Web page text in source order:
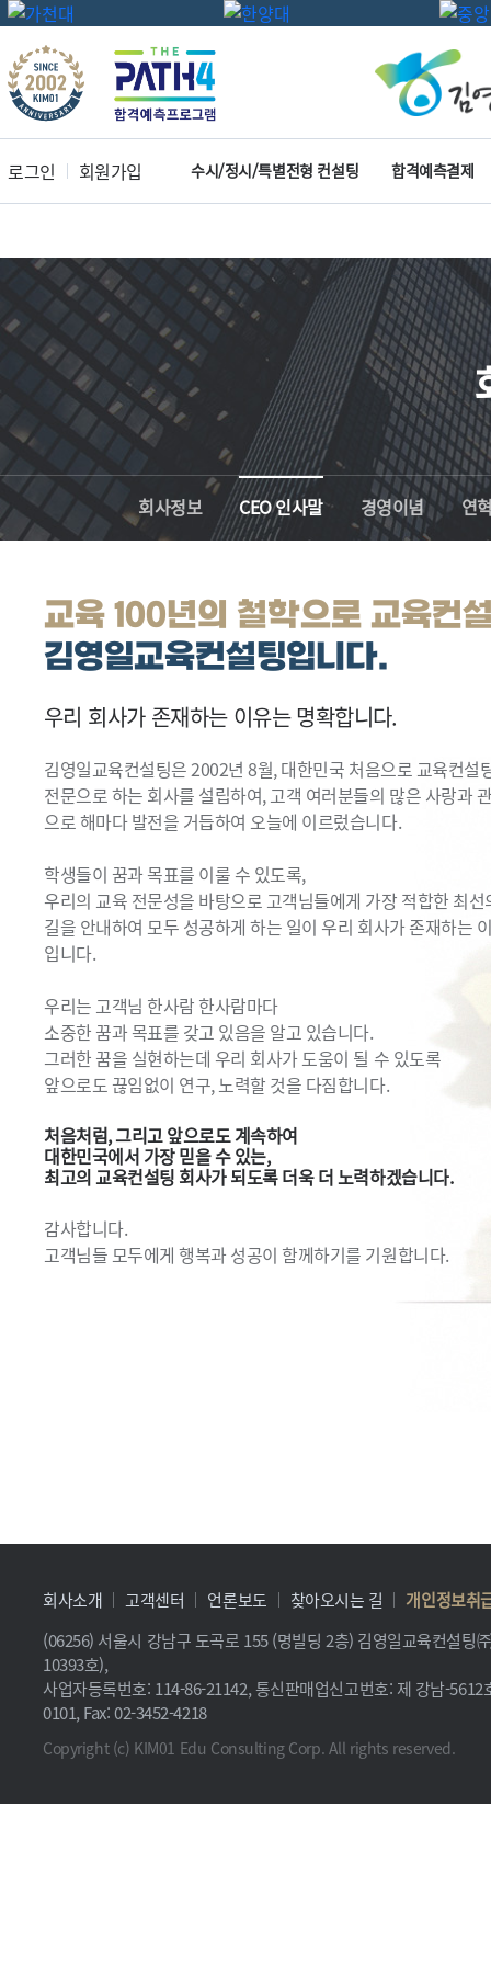
로그인 회원가입 수시/정시/특별전형 컨설팅 합격예측결제
회사정보 CEO 인사말 경영이념 연
교육 100년의 철학으로 교육컨
김영일교육컨설팅입니다.
우리 회사가 존재하는 이유는 명확합니다.
김영일교육컨설팅은 2002년 8월, 대한민국 처음으로 교육컨설
전문으로 하는 회사를 설립하여, 고객 여러분들의 많은 사랑과
으로 해마다 발전을 거듭하여 오늘에 이르렀습니다.
학생들이 꿈과 목표를 이룰 수 있도록,
우리의 교육 전문성을 바탕으로 고객님들에게 가장 적합한 최선
길을 안내하여 모두 성공하게 하는 일이 우리 회사가 존재하는
입니다.
우리는 고객님 한사람 한사람마다
소중한 꿈과 목표를 갖고 있음을 알고 있습니다.
그러한 꿈을 실현하는데 우리 회사가 도움이 될 수 있도록
앞으로도 끊임없이 연구, 노력할 것을 다짐합니다.
처음처럼, 그리고 앞으로도 계속하여
대한민국에서 가장 믿을 수 있는,
최고의 교육컨설팅 회사가 되도록 더욱 더 노력하겠습니다.
감사합니다.
고객님들 모두에게 행복과 성공이 함께하기를 기원합니다.
회사소개 고객센터 언론보도 찾아오시는 길
개인정보취
(06256) 서울시 강남구 도곡로 155 (명빌딩 2층) 김영일교육컨설팅
10393호),
사업자등록번호: 114-86-21142, 통신판매업신고번호: 제 강남-
0101, Fax: 02-3452-4218
Copyright (c) KIM01 Edu Consulting Corp. All rights reserved.